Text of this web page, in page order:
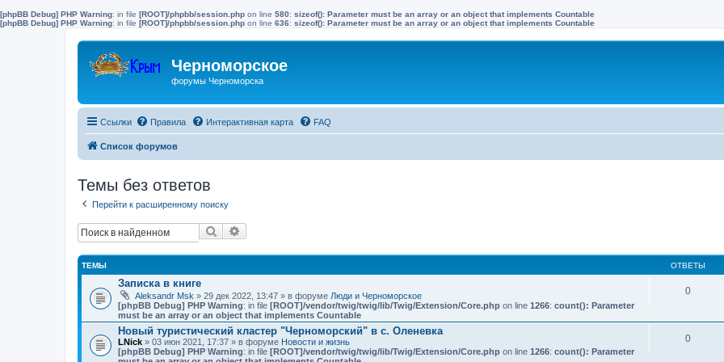
[phpBB Debug] PHP Warning: in file [ROOT]/phpbb/session.php on line 580: sizeof(): Parameter must be an array or an object that implements Countable
[phpBB Debug] PHP Warning: in file [ROOT]/phpbb/session.php on line 636: sizeof(): Parameter must be an array or an object that implements Countable
Черноморское
форумы Черноморска
Ссылки Правила Интерактивная карта FAQ
Список форумов
Темы без ответов
Перейти к расширенному поиску
Поиск
ТЕМЫ ОТВЕТЫ
Записка в книге
Aleksandr Msk » 29 дек 2022, 13:47 » в форуме Люди и Черноморское
[phpBB Debug] PHP Warning: in file [ROOT]/vendor/twig/twig/lib/Twig/Extension/Core.php on line 1266: count(): Parameter
must be an array or an object that implements Countable
0
Новый туристический кластер "Черноморский" в с. Оленевка
LNick » 03 июн 2021, 17:37 » в форуме Новости и жизнь
[phpBB Debug] PHP Warning: in file [ROOT]/vendor/twig/twig/lib/Twig/Extension/Core.php on line 1266: count(): Parameter
0